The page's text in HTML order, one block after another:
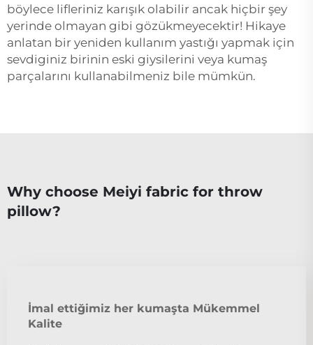
böylece lifleriniz karışık olabilir ancak hiçbir şey
yerinde olmayan gibi gözükmeyecektir! Hikaye
anlatan bir yeniden kullanım yastığı yapmak için
sevdiginiz birinin eski giysilerini veya kumaş
parçalarını kullanabilmeniz bile mümkün.
Why choose Meiyi fabric for throw
pillow?
İmal ettiğimiz her kumaşta Mükemmel
Kalite